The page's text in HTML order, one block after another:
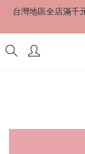
台灣地區全店滿千
台灣地區全店滿千
港澳星馬 SF
台灣地區全店滿千